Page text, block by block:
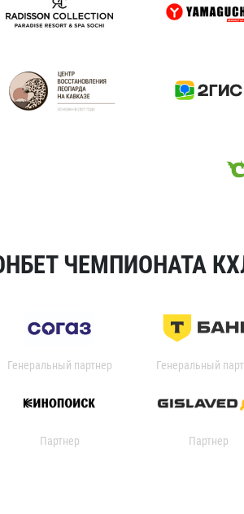
ЧЕМПИОНАТА
Генеральный партнер Генеральный
Партнер Партнер